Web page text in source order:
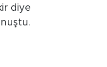
diye